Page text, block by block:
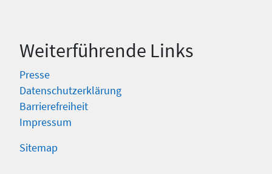
Weiterführende Links
Presse
Datenschutzerklärung
Barrierefreiheit
Impressum
Sitemap